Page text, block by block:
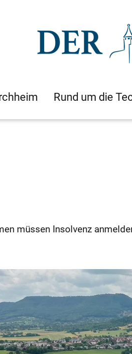
Rund um die
müssen Insolvenz